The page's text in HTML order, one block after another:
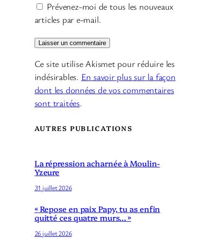
Prévenez-moi de tous les nouveaux
articles par e-mail.
Ce site utilise Akismet pour réduire les
indésirables. En savoir plus sur la façon
dont les données de vos commentaires
sont traitées.
AUTRES PUBLICATIONS
La répression acharnée à Moulin-
Yzeure
31 juillet 2026
« Repose en paix Papy, tu as enfin
quitté ces quatre murs… »
26 juillet 2026